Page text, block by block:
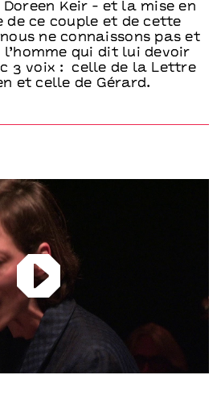
Keir - et la mise en
ce couple et de cette
ne connaissons pas et
qui dit lui devoir
3 voix : celle de la Lettre
et celle de Gérard.
Play